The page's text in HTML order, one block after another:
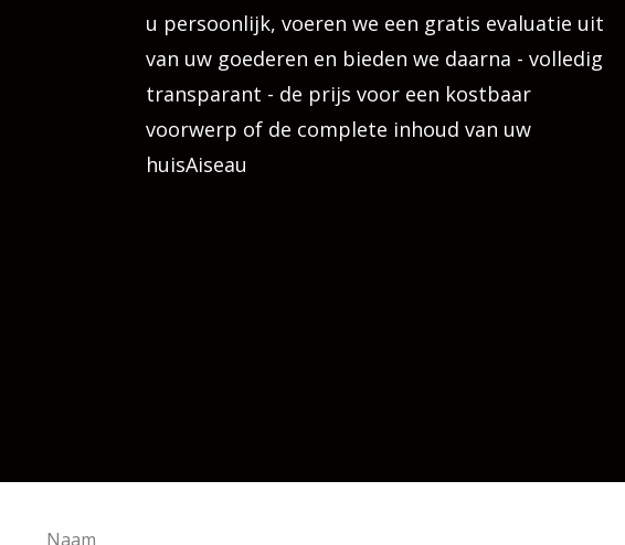
u persoonlijk, voeren we een gratis evaluatie uit
van uw goederen en bieden we daarna - volledig
transparant - de prijs voor een kostbaar
voorwerp of de complete inhoud van uw
huisAiseau